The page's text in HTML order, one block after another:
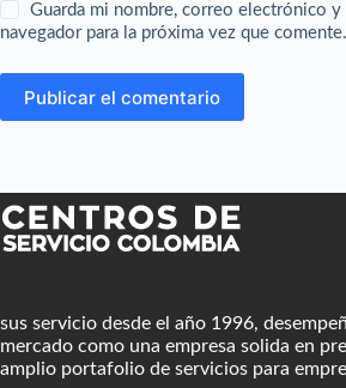
Guarda mi nombre, correo electrónico
navegador para la próxima vez que comente.
Publicar el comentario
sus servicio desde el año 1996,
mercado como una empresa solida en
amplio portafolio de servicios para